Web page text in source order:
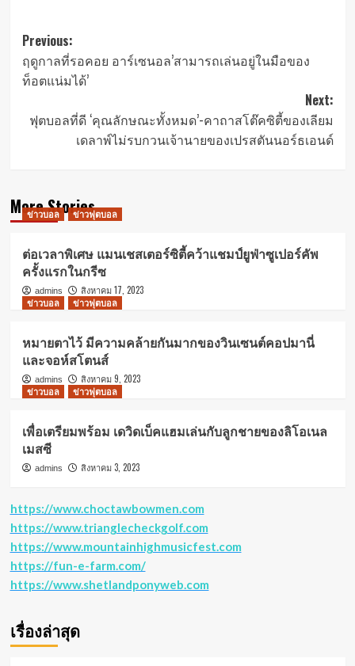
Post
navigation
Previous:
ฤดูกาลที่รอคอย อาร์เซนอล’สามารถเล่นอยู่ในมือของ
ท็อตแน่มได้’
Next:
ฟุตบอลที่ดี ‘คุณลักษณะทั้งหมด’-คาถาสโต๊คซิตี้ของเลียม
เดลาพ์ไม่รบกวนเจ้านายของเปรสตันนอร์ธเอนด์
More Stories
ข่าวบอล ข่าวฟุตบอล
ต่อเวลาพิเศษ แมนเชสเตอร์ซิตี้คว้าแชมป์ยูฟ่าซูเปอร์คัพ
ครั้งแรกในกรีซ
admins
สิงหาคม 17, 2023
ข่าวบอล
ข่าวฟุตบอล
หมายตาไว้ มีความคล้ายกันมากของวินเซนต์คอปมานี่
และจอห์สโตนส์
admins
สิงหาคม 9, 2023
ข่าวบอล
ข่าวฟุตบอล
เพื่อเตรียมพร้อม เดวิดเบ็คแฮมเล่นกับลูกชายของลิโอเนล
เมสซี
admins สิงหาคม 3, 2023
https://www.choctawbowmen.com
https://www.trianglecheckgolf.com
https://www.mountainhighmusicfest.com
https://fun-e-farm.com/
https://www.shetlandponyweb.com
เรื่องล่าสุด